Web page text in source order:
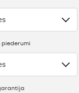
piederumi